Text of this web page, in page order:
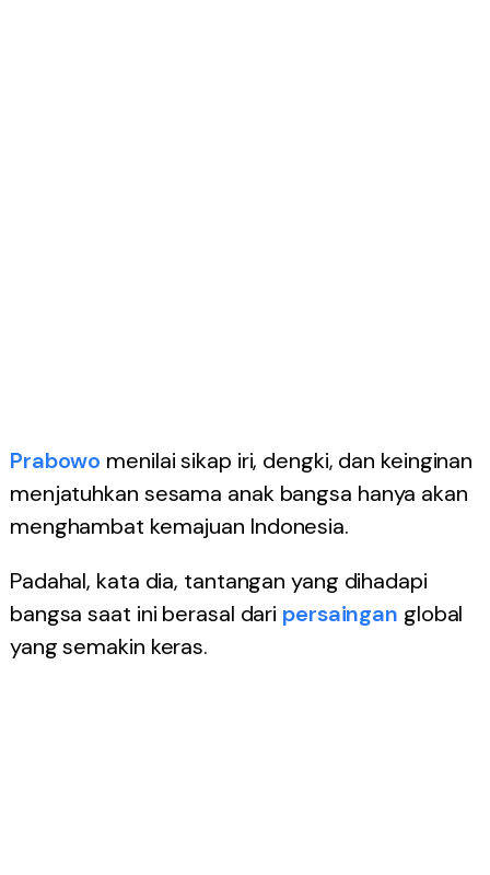
Prabowo menilai sikap iri, dengki, dan keinginan
menjatuhkan sesama anak bangsa hanya akan
menghambat kemajuan Indonesia.
Padahal, kata dia, tantangan yang dihadapi
bangsa saat ini berasal dari persaingan global
yang semakin keras.